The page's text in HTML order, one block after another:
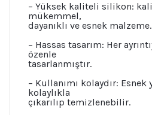
– Yüksek kaliteli silikon:
mükemmel,
dayanıklı ve esnek malzeme.
– Hassas tasarım: Her
özenle
tasarlanmıştır.
– Kullanımı kolaydır: Esnek
kolaylıkla
çıkarılıp temizlenebilir.